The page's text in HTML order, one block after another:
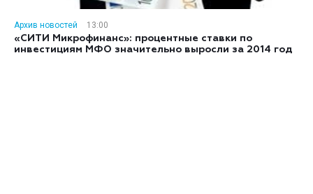
Архив новостей
13:00
«СИТИ Микрофинанс»: процентные ставки по
инвестициям МФО значительно выросли за 2014 год